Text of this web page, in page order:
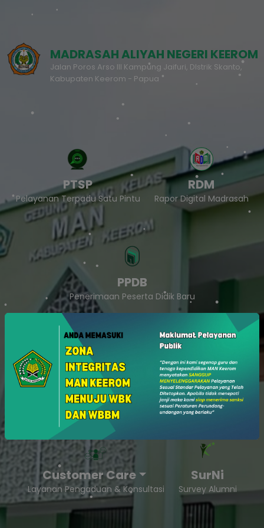
MADRASAH ALIYAH NEGERI KEEROM
Jalan Poros Arso III Kampung Jaifuri, DIstrik Skanto,
Kabupaten Keerom - Papua
PTSP
Pelayanan Terpadu Satu Pintu
RDM
Rapor Digital Madrasah
PPDB
Penerimaan Peserta Didik Baru
SukaSam
Survey Kepuasan Masyarakat
Customer Care
Layanan Pengaduan & Konsultasi
SurNi
Survey Alumni